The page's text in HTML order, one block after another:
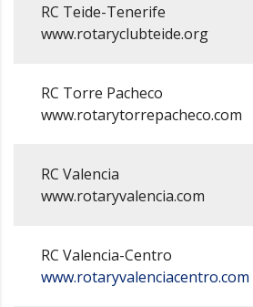
RC Teide-Tenerife
www.rotaryclubteide.org
RC Torre Pacheco
www.rotarytorrepacheco.com
RC Valencia
www.rotaryvalencia.com
RC Valencia-Centro
www.rotaryvalenciacentro.com